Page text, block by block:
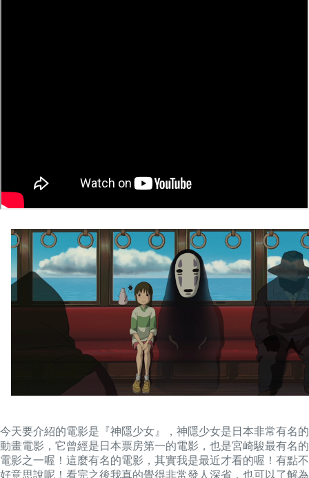
今天要介紹的電影是『神隱少女』，神隱少女是日本非常有名的
動畫電影，它曾經是日本票房第一的電影，也是宮崎駿最有名的
電影之一喔！這麼有名的電影，其實我是最近才看的喔！有點不
好意思說呢！看完之後我真的覺得非常發人深省，也可以了解為